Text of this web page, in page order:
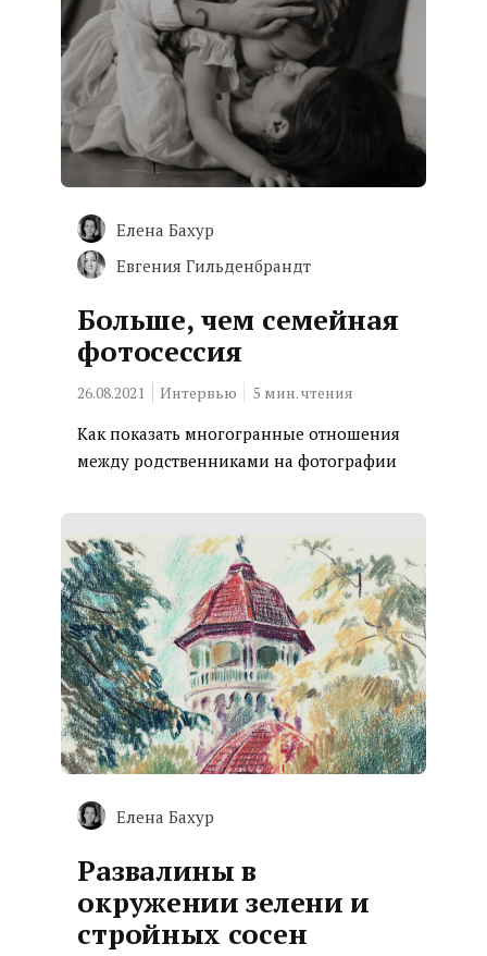
Елена Бахур
Евгения Гильденбрандт
Больше, чем семейная
фотосессия
26.08.2021 Интервью 5 мин. чтения
Как показать многогранные отношения
между родственниками на фотографии
Елена Бахур
Развалины в
окружении зелени и
стройных сосен